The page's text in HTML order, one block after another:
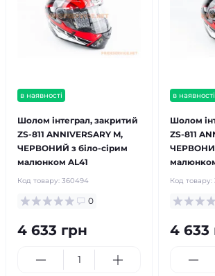
в наявності
Шолом інтеграл, закритий
ZS-811 ANNIVERSARY M,
ЧЕРВОНИЙ з біло-сірим
малюнком AL41
Код товару: 360494
0
4 633 грн
в наявності
Шолом
ZS-811
Код товару:
4 633